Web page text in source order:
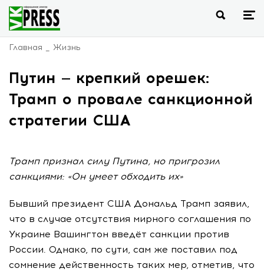
Главная Жизнь
Путин — крепкий орешек:
Трамп о провале санкционной
стратегии США
Трамп признал силу Путина, но пригрозил
санкциями: «Он умеет обходить их»
Бывший президент США Дональд Трамп заявил,
что в случае отсутствия мирного соглашения по
Украине Вашингтон введёт санкции против
России. Однако, по сути, сам же поставил под
сомнение действенность таких мер, отметив, что